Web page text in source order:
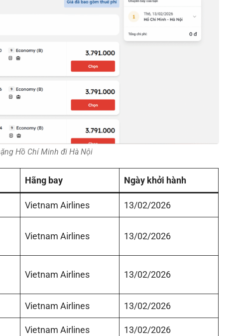
Hồ Chí Minh đi Hà Nội
Hãng bay Ngày khởi hành
Vietnam Airlines 13/02/2026
Vietnam Airlines 13/02/2026
Vietnam Airlines 13/02/2026
Vietnam Airlines 13/02/2026
Vietnam Airlines 13/02/2026